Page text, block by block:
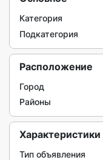
Категория
Подкатегория
Расположение
Город
Районы
Характеристики
Тип объявления